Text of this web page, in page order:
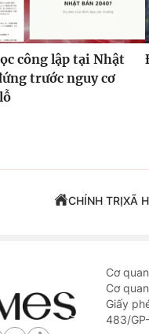
công lập tại Nhật
trước nguy cơ
CHÍNH TRỊXÃ
Cơ
Cơ
Giấy
483/